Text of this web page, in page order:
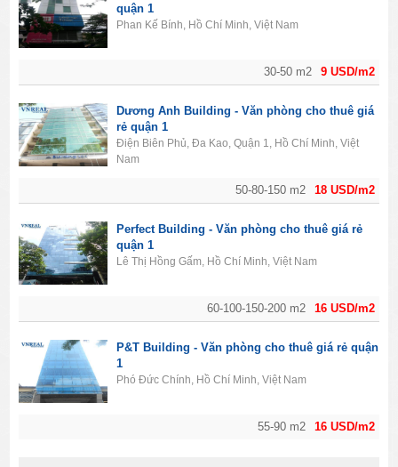
9 USD/m2
30-50 m2
quận 1
Phan Kế Bính, Hồ Chí Minh, Việt Nam
18 USD/m2
50-80-150 m2
Dương Anh Building - Văn phòng cho thuê giá
rẻ quận 1
Điện Biên Phủ, Đa Kao, Quận 1, Hồ Chí Minh, Việt
Nam
16 USD/m2
60-100-150-200 m2
Perfect Building - Văn phòng cho thuê giá rẻ
quận 1
Lê Thị Hồng Gấm, Hồ Chí Minh, Việt Nam
16 USD/m2
55-90 m2
P&T Building - Văn phòng cho thuê giá rẻ quận
1
Phó Đức Chính, Hồ Chí Minh, Việt Nam